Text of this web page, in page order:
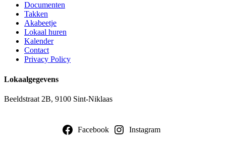
Documenten
Takken
Akabeetje
Lokaal huren
Kalender
Contact
Privacy Policy
Lokaalgegevens
Beeldstraat 2B, 9100 Sint-Niklaas
Facebook Instagram